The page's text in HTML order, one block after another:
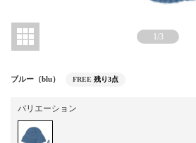
1/3
ブルー（blu） FREE 残り3点
バリエーション